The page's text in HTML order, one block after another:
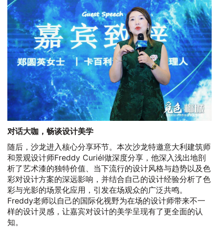
对话大咖，畅谈设计美学
随后，沙龙进入核心分享环节。本次沙龙特邀意大利建筑师
和景观设计师Freddy Curiél做深度分享，他深入浅出地剖
析了艺术漆的独特价值、当下流行的设计风格与趋势以及色
彩对设计方案的深远影响，并结合自己的设计经验分析了色
彩与光影的场景化应用，引发在场观众的广泛共鸣。
Freddy老师以自己的国际化视野为在场的设计师带来不一
样的设计灵感，让嘉宾对设计的美学呈现有了更全面的认
知。